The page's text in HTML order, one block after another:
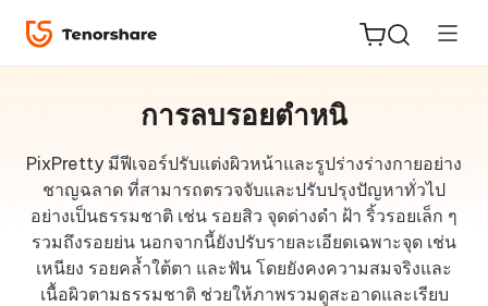
ReiBoot
for iOS
Tenorshare
New
การลบรอยตำหนิ
PixPretty มีฟีเจอร์ปรับแต่งผิวหน้าและรูปร่างร่างกายอย่าง
ชาญฉลาด ที่สามารถตรวจจับและปรับปรุงปัญหาทั่วไป
อย่างเป็นธรรมชาติ เช่น รอยสิว จุดด่างดำ ฝ้า ริ้วรอยเล็ก ๆ
รวมถึงรอยย่น นอกจากนี้ยังปรับรายละเอียดเฉพาะจุด เช่น
เหนียง รอยคล้ำใต้ตา และฟัน โดยยังคงความสมจริงและ
เนื้อผิวตามธรรมชาติ ช่วยให้ภาพรวมดูสะอาดและเรียบ